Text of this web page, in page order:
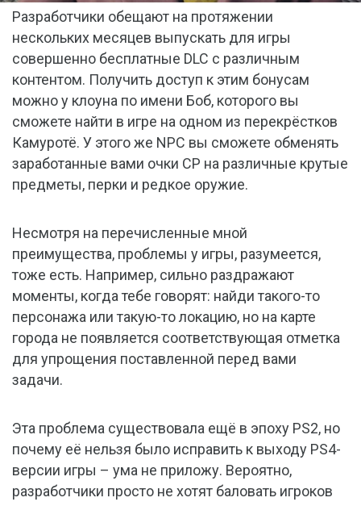
Разработчики обещают на протяжении
нескольких месяцев выпускать для игры
совершенно бесплатные DLC с различным
контентом. Получить доступ к этим бонусам
можно у клоуна по имени Боб, которого вы
сможете найти в игре на одном из перекрёстков
Камуротё. У этого же NPC вы сможете обменять
заработанные вами очки CP на различные крутые
предметы, перки и редкое оружие.
Несмотря на перечисленные мной
преимущества, проблемы у игры, разумеется,
тоже есть. Например, сильно раздражают
моменты, когда тебе говорят: найди такого-то
персонажа или такую-то локацию, но на карте
города не появляется соответствующая отметка
для упрощения поставленной перед вами
задачи.
Эта проблема существовала ещё в эпоху PS2, но
почему её нельзя было исправить к выходу PS4-
версии игры – ума не приложу. Вероятно,
разработчики просто не хотят баловать игроков